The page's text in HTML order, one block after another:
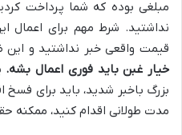
مبلغی بوده که شما پرداخت
نداشتید. شرط مهم برای اعمال
قیمت واقعی خبر نداشتید و
خیار غبن باید فوری اعمال بشه.
بزرگ باخبر شدید، باید برای فسخ
مدت طولانی اقدام کنید، ممکنه